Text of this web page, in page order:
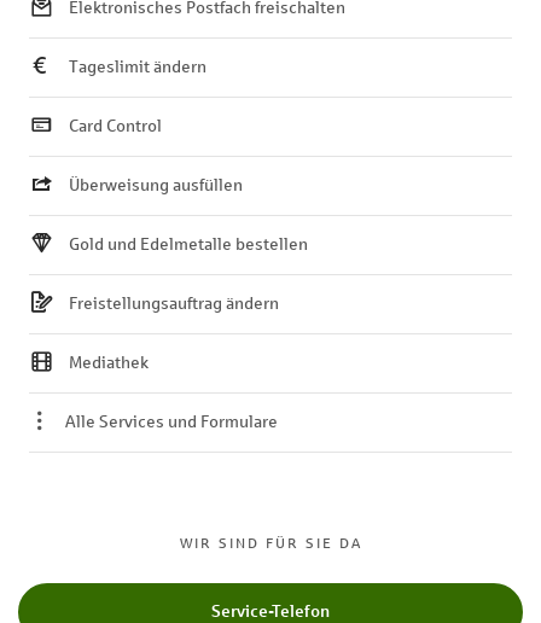
WIR SIND FÜR SIE DA
Service-Telefon
Elektronisches Postfach freischalten
Tageslimit ändern
Card Control
Überweisung ausfüllen
Gold und Edelmetalle bestellen
Freistellungsauftrag ändern
Mediathek
Alle Services und Formulare